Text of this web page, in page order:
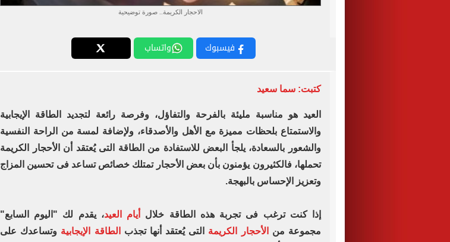
الاحجار الكريمة.. صورة توضيحية
فيسبوك واتساب
كتبت: سما سعيد
العيد هو مناسبة مليئة بالفرحة والتفاؤل، وفرصة رائعة لتجديد الطاقة الإيجابية
والاستمتاع بلحظات مميزة مع الأهل والأصدقاء، ولإضافة لمسة من الراحة النفسية
والشعور بالسعادة، يلجأ البعض للاستفادة من الطاقة التى يُعتقد أن الأحجار الكريمة
تحملها، فالكثيرون يؤمنون بأن بعض الأحجار تمتلك خصائص تساعد فى تحسين المزاج
وتعزيز الإحساس بالبهجة.
إذا كنت ترغب فى تجربة هذه الطاقة خلال أيام العيد، يقدم لك "اليوم السابع"
مجموعة من
الأحجار الكريمة التى يُعتقد أنها تجذب الطاقة الإيجابية وتساعدك على